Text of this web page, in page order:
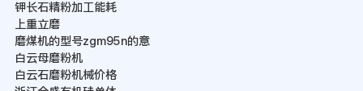
钾长石精粉加工能耗
上重立磨
磨煤机的型号zgm95n的意
白云母磨粉机
白云石磨粉机械价格